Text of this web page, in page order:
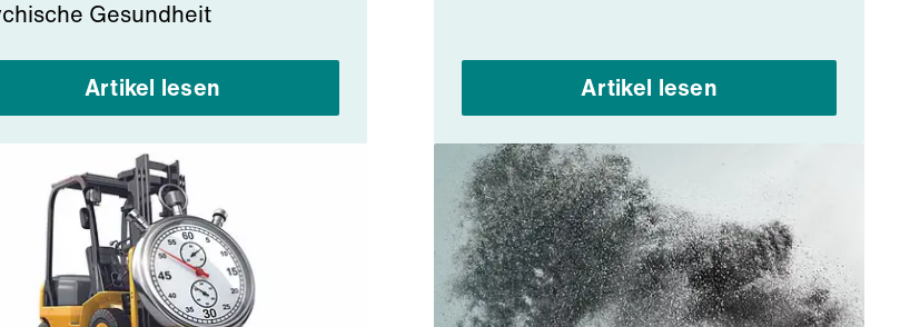
Gesundheit
Artikel lesen Artikel lesen